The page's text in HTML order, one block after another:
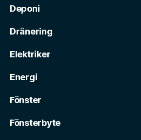
Deponi
Dränering
Elektriker
Energi
Fönster
Fönsterbyte